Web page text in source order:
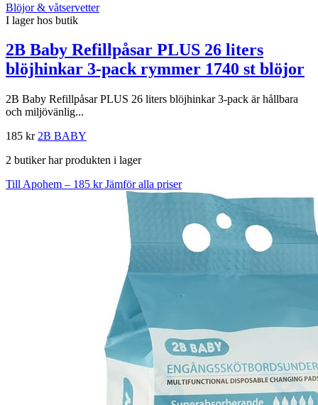
Blöjor & våtservetter
I lager hos butik
2B Baby Refillpåsar PLUS 26 liters
blöjhinkar 3-pack rymmer 1740 st blöjor
2B Baby Refillpåsar PLUS 26 liters blöjhinkar 3-pack är hållbara
och miljövänlig...
185 kr 2B BABY
2 butiker har produkten i lager
Till Apohem – 185 krJämför alla priser